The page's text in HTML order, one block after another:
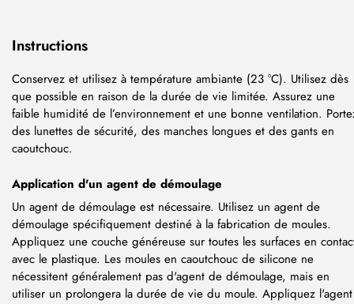
Instructions
Conservez et utilisez à température ambiante (23 °C). Utilisez dès
que possible en raison de la durée de vie limitée. Assurez une
faible humidité de l’environnement et une bonne ventilation.
des lunettes de sécurité, des manches longues et des gants en
caoutchouc.
Application d'un agent de démoulage
Un agent de démoulage est nécessaire. Utilisez un agent de
démoulage spécifiquement destiné à la fabrication de moules.
Appliquez une couche généreuse sur toutes les surfaces en
avec le plastique. Les moules en caoutchouc de silicone ne
nécessitent généralement pas d'agent de démoulage, mais en
utiliser un prolongera la durée de vie du moule. Appliquez l'agent